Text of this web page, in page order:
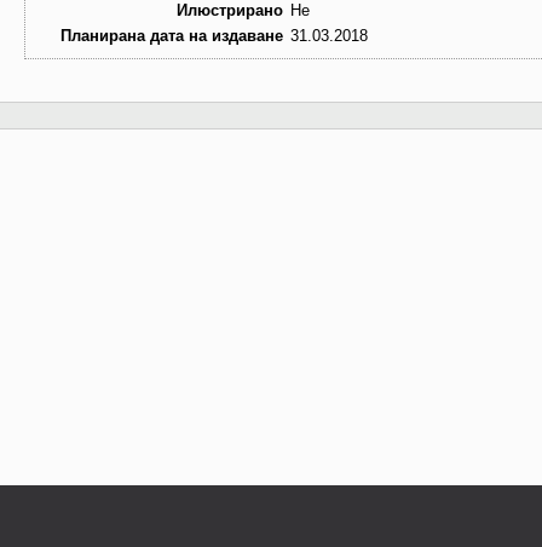
Илюстрирано Не
Планирана дата на издаване 31.03.2018